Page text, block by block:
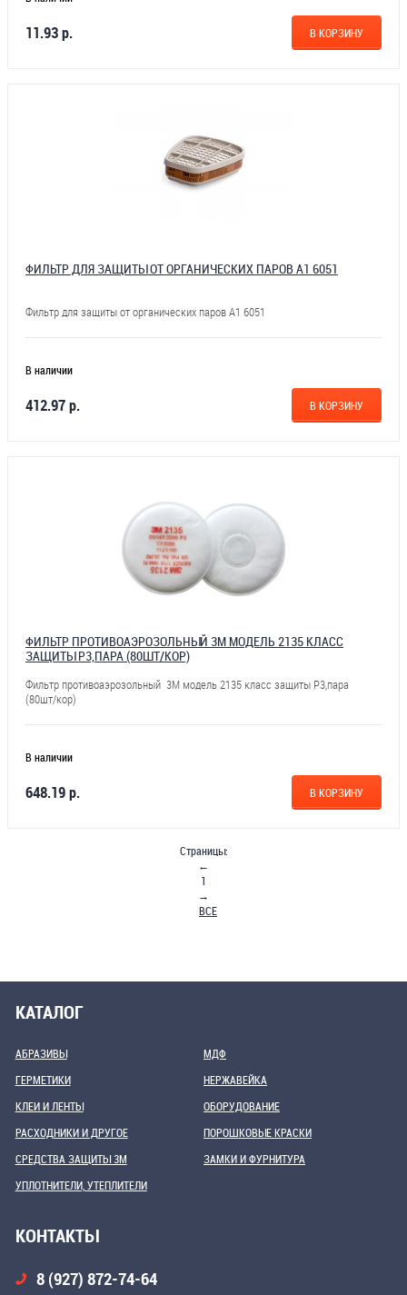
11.93 р. В КОРЗИНУ
ФИЛЬТР ДЛЯ ЗАЩИТЫ ОТ ОРГАНИЧЕСКИХ ПАРОВ А1 6051
Фильтр для защиты от органических паров А1 6051
В наличии
412.97 р. В КОРЗИНУ
ФИЛЬТР ПРОТИВОАЭРОЗОЛЬНЫЙ 3М МОДЕЛЬ 2135 КЛАСС
ЗАЩИТЫ Р3,ПАРА (80ШТ/КОР)
Фильтр противоаэрозольный 3М модель 2135 класс защиты Р3,пара
(80шт/кор)
В наличии
648.19 р. В КОРЗИНУ
Страницы:
←
1
→
ВСЕ
КАТАЛОГ
АБРАЗИВЫ
ГЕРМЕТИКИ
КЛЕИ И ЛЕНТЫ
МДФ
НЕРЖАВЕЙКА
ОБОРУДОВАНИЕ
РАСХОДНИКИ И ДРУГОЕ
СРЕДСТВА ЗАЩИТЫ 3М
УПЛОТНИТЕЛИ, УТЕПЛИТЕЛИ
ПОРОШКОВЫЕ КРАСКИ
ЗАМКИ И ФУРНИТУРА
КОНТАКТЫ
8 (927) 872-74-64